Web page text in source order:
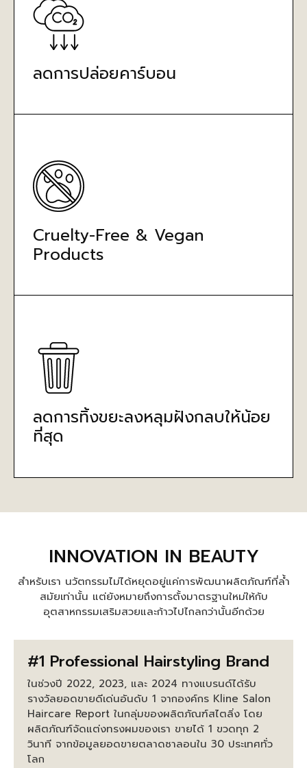
ลดการปล่อยคาร์บอน
Cruelty-Free & Vegan
Products
ลดการทิ้งขยะลงหลุมฝังกลบให้น้อย
ที่สุด
INNOVATION IN BEAUTY
สำหรับเรา นวัตกรรมไม่ได้หยุดอยู่แค่การพัฒนาผลิตภัณฑ์ที่ล้ำ
สมัยเท่านั้น แต่ยังหมายถึงการตั้งมาตรฐานใหม่ให้กับ
อุตสาหกรรมเสริมสวยและก้าวไปไกลกว่านั้นอีกด้วย
#1 Professional Hairstyling Brand
ในช่วงปี 2022, 2023, และ 2024 ทางแบรนด์ได้รับ
รางวัลยอดขายดีเด่นอันดับ 1 จากองค์กร Kline Salon
Haircare Report ในกลุ่มของผลิตภัณฑ์สไตลิ่ง โดย
ผลิตภัณฑ์จัดแต่งทรงผมของเรา ขายได้ 1 ขวดทุก 2
วินาที จากข้อมูลยอดขายตลาดซาลอนใน 30 ประเทศทั่ว
โลก